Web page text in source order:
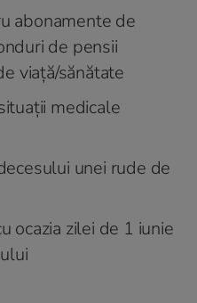
abonamente de
de pensii
viață/sănătate
medicale
unei rude de
ocazia zilei de 1 iunie